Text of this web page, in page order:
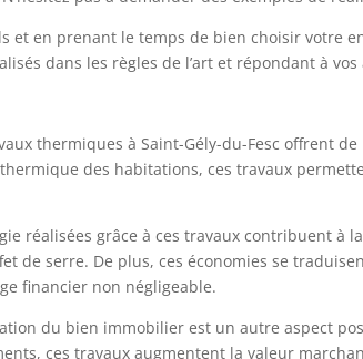
et en prenant le temps de bien choisir votre
dans les règles de l’art et répondant à
thermiques à Saint-Gély-du-Fesc offrent
des habitations, ces travaux
réalisées grâce à ces travaux contribuent
de serre. De plus, ces économies se
financier non négligeable.
du bien immobilier est un autre aspect
ces travaux augmentent la valeur